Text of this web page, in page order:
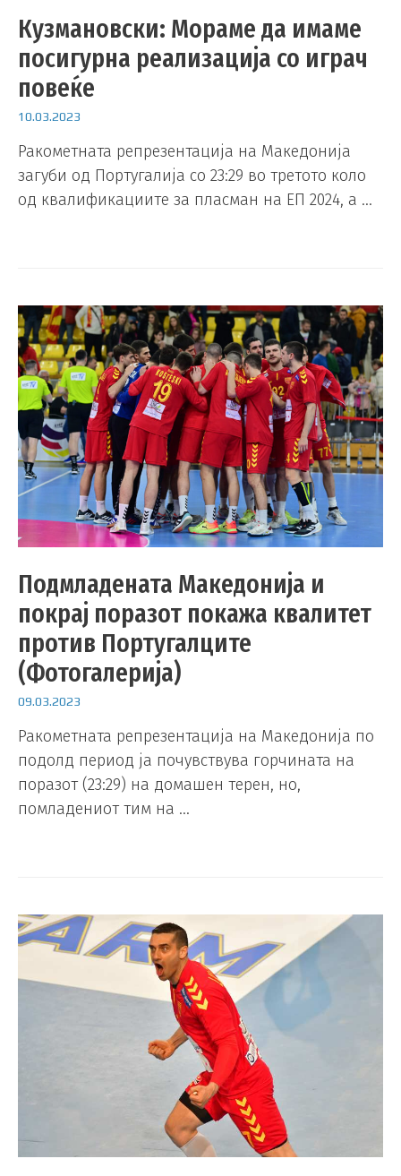
Кузмановски: Мораме да имаме
посигурна реализација со играч
повеќе
10.03.2023
Ракометната репрезентација на Македонија
загуби од Португалија со 23:29 во третото коло
од квалификациите за пласман на ЕП 2024, а …
Подмладената Македонија и
покрај поразот покажа квалитет
против Португалците
(Фотогалерија)
09.03.2023
Ракометната репрезентација на Македонија по
подолд период ја почувствува горчината на
поразот (23:29) на домашен терен, но,
помладениот тим на …